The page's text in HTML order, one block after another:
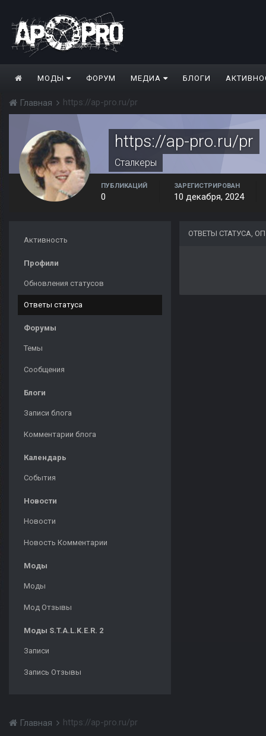
МОДЫ ФОРУМ МЕДИА БЛОГИ
Главная https://ap-pro.ru/pr
https://ap-pro.ru/pr
Сталкеры
ПУБЛИКАЦИЙ
0
ЗАРЕГИСТРИРОВАН
10 декабря, 2024
Активность
Профили
Обновления статусов
Ответы статуса
Форумы
Темы
Сообщения
Блоги
Записи блога
Комментарии блога
Календарь
События
Новости
Новости
Новость Комментарии
Моды
Моды
Мод Отзывы
Моды S.T.A.L.K.E.R. 2
Записи
Запись Отзывы
ОТВЕТЫ СТАТУСА,
Главная https://ap-pro.ru/pr